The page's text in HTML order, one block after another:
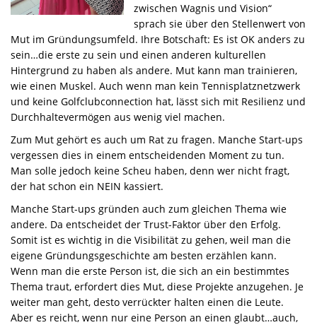
zwischen Wagnis und Vision“
sprach sie über den Stellenwert von
Mut im Gründungsumfeld. Ihre Botschaft: Es ist OK anders zu
sein…die erste zu sein und einen anderen kulturellen
Hintergrund zu haben als andere. Mut kann man trainieren,
wie einen Muskel. Auch wenn man kein Tennisplatznetzwerk
und keine Golfclubconnection hat, lässt sich mit Resilienz und
Durchhaltevermögen aus wenig viel machen.
Zum Mut gehört es auch um Rat zu fragen. Manche Start-ups
vergessen dies in einem entscheidenden Moment zu tun.
Man solle jedoch keine Scheu haben, denn wer nicht fragt,
der hat schon ein NEIN kassiert.
Manche Start-ups gründen auch zum gleichen Thema wie
andere. Da entscheidet der Trust-Faktor über den Erfolg.
Somit ist es wichtig in die Visibilität zu gehen, weil man die
eigene Gründungsgeschichte am besten erzählen kann.
Wenn man die erste Person ist, die sich an ein bestimmtes
Thema traut, erfordert dies Mut, diese Projekte anzugehen. Je
weiter man geht, desto verrückter halten einen die Leute.
Aber es reicht, wenn nur eine Person an einen glaubt…auch,